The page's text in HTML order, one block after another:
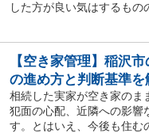
した方が良い気はするもの
【空き家管理】稲沢
の進め方と判断基準を
相続した実家が空き家のま
犯面の心配、近隣への影響
す。とはいえ、今後も住む